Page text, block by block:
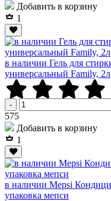
Добавить в корзину
1
в наличии Гель для
универсальный Family, 2л
-
575Р
Добавить в корзину
1
в наличии Mepsi
упаковка мепси